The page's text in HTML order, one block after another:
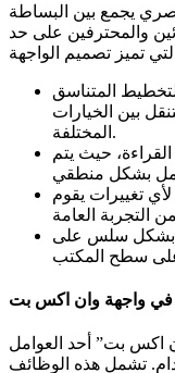
يجمع بين البساطة
والمحترفين على حد
المتناسق
بين الخيارات
المختلفة.
حيث يتم
تغييرات يقوم
بشكل سلس على
في واجهة وان اكس بت
اكس بت” أحد العوامل